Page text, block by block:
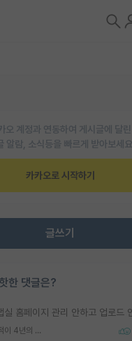
오 계정과 연동하여 게시글에 달린
알람, 소식등을 빠르게 받아보세요
카카오로 시작하기
글쓰기
한 댓글은?
연구실적이 4년의 공백이 있는거 어떻게 생각하냐